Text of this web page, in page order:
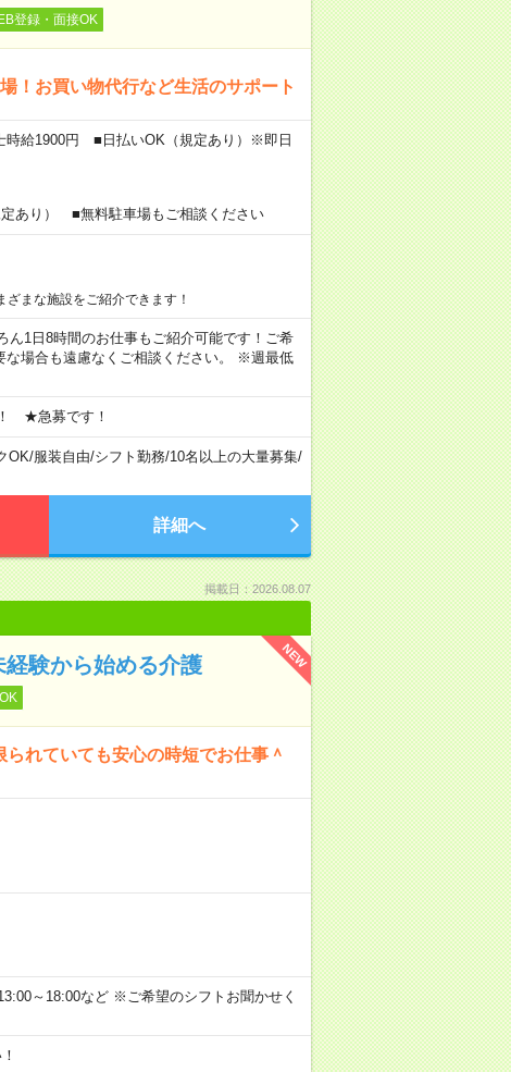
登録・面接OK
！お買い物代行など生活のサポート
給1900円 ■日払いOK（規定あり）※即日
あり） ■無料駐車場もご相談ください
まな施設をご紹介できます！
1日8時間のお仕事もご紹介可能です！ご希
場合も遠慮なくご相談ください。 ※週最低
★急募です！
OK/服装自由/シフト勤務/10名以上の大量募集/
詳細へ
掲載日：2026.08.07
NEW
験から始める介護
れていても安心の時短でお仕事＾
～18:00など ※ご希望のシフトお聞かせく